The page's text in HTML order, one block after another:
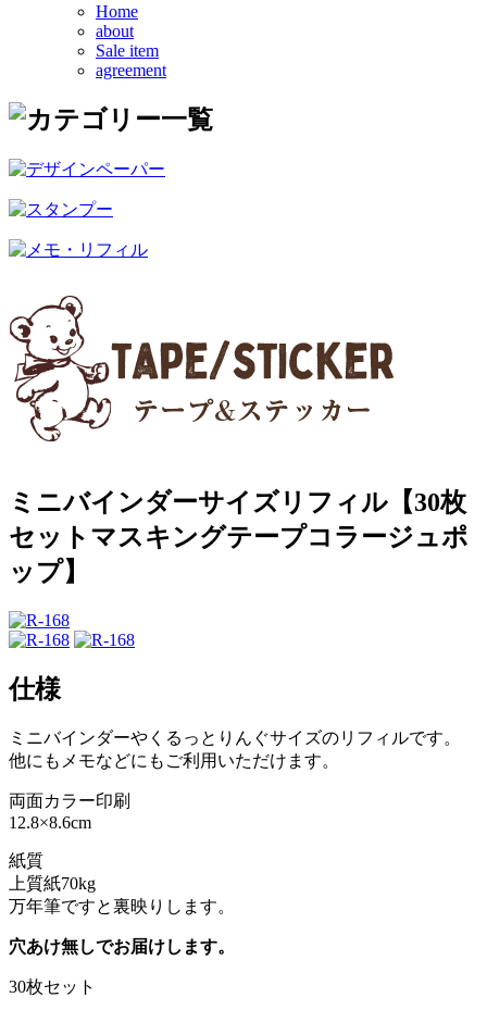
Home
about
Sale item
agreement
ミニバインダーサイズリフィル【30枚
セットマスキングテープコラージュポ
ップ】
仕様
ミニバインダーやくるっとりんぐサイズのリフィルです。
他にもメモなどにもご利用いただけます。
両面カラー印刷
12.8×8.6cm
紙質
上質紙70kg
万年筆ですと裏映りします。
穴あけ無しでお届けします。
30枚セット